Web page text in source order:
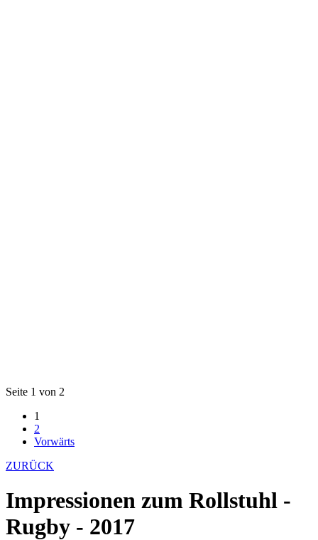
Seite 1 von 2
1
2
Vorwärts
ZURÜCK
Impressionen zum Rollstuhl -
Rugby - 2017